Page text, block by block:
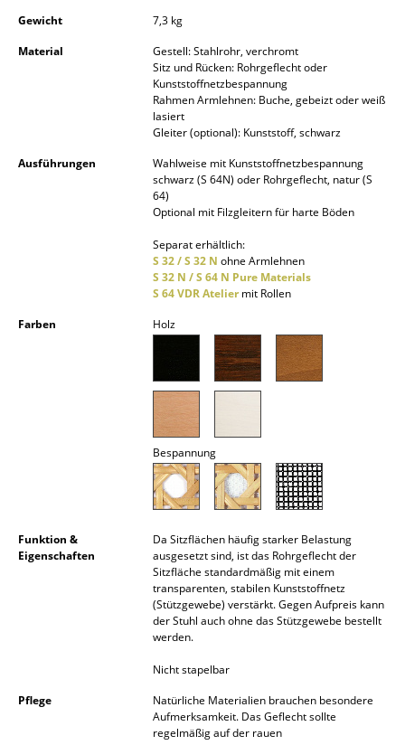
Aufbewahrungsboxen
Decken
... alle Accessoires
Kinderzimmer
Stauraum
Gewicht
7,3 kg
Material
Gestell: Stahlrohr, verchromt
Sitz und Rücken: Rohrgeflecht oder
Kunststoffnetzbespannung
Rahmen Armlehnen: Buche, gebeizt oder weiß
lasiert
Gleiter (optional): Kunststoff, schwarz
Ausführungen
Wahlweise mit Kunststoffnetzbespannung
schwarz (S 64N) oder Rohrgeflecht, natur (S
64)
Optional mit Filzgleitern für harte Böden
Separat erhältlich:
S 32 / S 32 N ohne Armlehnen
S 32 N / S 64 N Pure Materials
S 64 VDR Ateliermit Rollen
Farben
Holz
Bespannung
Funktion &
Eigenschaften
Da Sitzflächen häufig starker Belastung
ausgesetzt sind, ist das Rohrgeflecht der
Sitzfläche standardmäßig mit einem
transparenten, stabilen Kunststoffnetz
(Stützgewebe) verstärkt. Gegen Aufpreis kann
der Stuhl auch ohne das Stützgewebe bestellt
werden.
Nicht stapelbar
Pflege
Natürliche Materialien brauchen besondere
Aufmerksamkeit. Das Geflecht sollte
regelmäßig auf der rauen